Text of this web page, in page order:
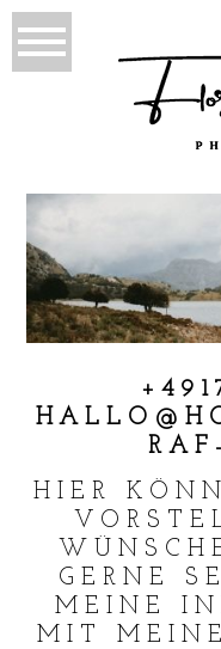
HIER
GERNE
MEINE
MIT